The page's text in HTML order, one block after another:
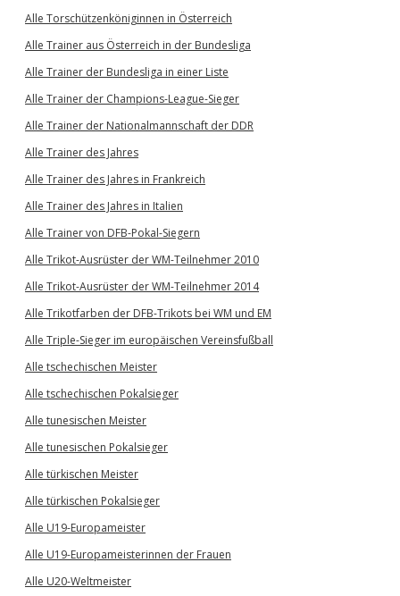
Alle Torschützenköniginnen in Österreich
Alle Trainer aus Österreich in der Bundesliga
Alle Trainer der Bundesliga in einer Liste
Alle Trainer der Champions-League-Sieger
Alle Trainer der Nationalmannschaft der DDR
Alle Trainer des Jahres
Alle Trainer des Jahres in Frankreich
Alle Trainer des Jahres in Italien
Alle Trainer von DFB-Pokal-Siegern
Alle Trikot-Ausrüster der WM-Teilnehmer 2010
Alle Trikot-Ausrüster der WM-Teilnehmer 2014
Alle Trikotfarben der DFB-Trikots bei WM und EM
Alle Triple-Sieger im europäischen Vereinsfußball
Alle tschechischen Meister
Alle tschechischen Pokalsieger
Alle tunesischen Meister
Alle tunesischen Pokalsieger
Alle türkischen Meister
Alle türkischen Pokalsieger
Alle U19-Europameister
Alle U19-Europameisterinnen der Frauen
Alle U20-Weltmeister